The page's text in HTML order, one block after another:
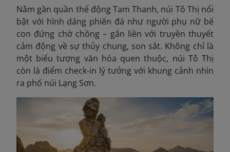
Nằm gần quần thể động Tam Thanh, núi Tô Thị nổi
bật với hình dáng phiến đá như người phụ nữ bế
con đứng chờ chồng – gắn liền với truyền thuyết
cảm động về sự thủy chung, son sắt. Không chỉ là
một biểu tượng văn hóa quen thuộc, núi Tô Thị
còn là điểm check-in lý tưởng với khung cảnh nhìn
ra phố núi Lạng Sơn.